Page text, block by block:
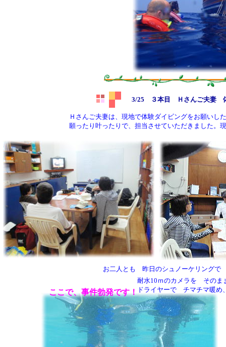
耐水10ｍのカメラを そのま
ドライヤーで チマチマ暖め
ここで、事件勃発です！
お二人とも 昨日のシュノーケリングで
Ｈさんご夫妻は、現地で体験ダイビングをお願いし
願ったり叶ったりで、担当させていただきました。
3/25 ３本目 Ｈさんご夫妻